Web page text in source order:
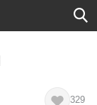
329